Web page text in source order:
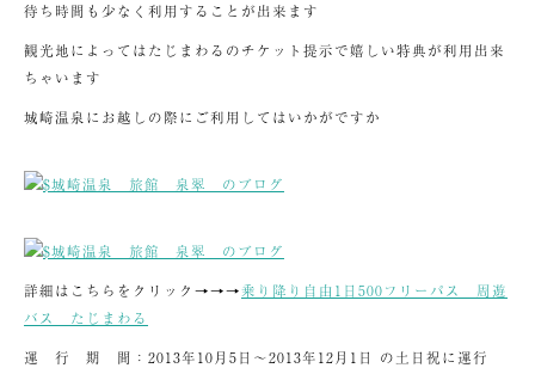
待ち時間も少なく利用することが出来ます
観光地によってはたじまわるのチケット提示で嬉しい特典が利用出来
ちゃいます
城崎温泉にお越しの際にご利用してはいかがですか
詳細はこちらをクリック→→→乗り降り自由1日500フリーパス 周遊
バス たじまわる
運 行 期 間：2013年10月5日～2013年12月1日 の土日祝に運行